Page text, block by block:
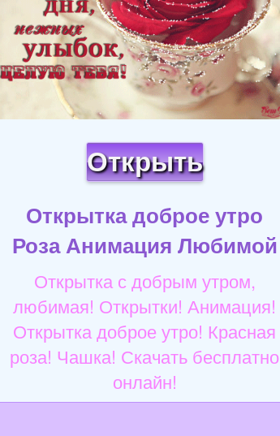
Открыть
Открытка доброе утро
Роза Анимация Любимой
Открытка с добрым утром,
любимая! Открытки! Анимация!
Открытка доброе утро! Красная
роза! Чашка! Скачать бесплатно
онлайн!